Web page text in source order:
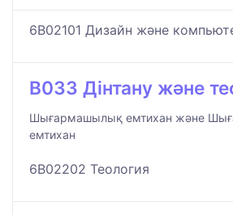
6B02101 Дизайн және
B033 Дінтану және
Шығармашылық емтихан және
емтихан
6B02202 Теология